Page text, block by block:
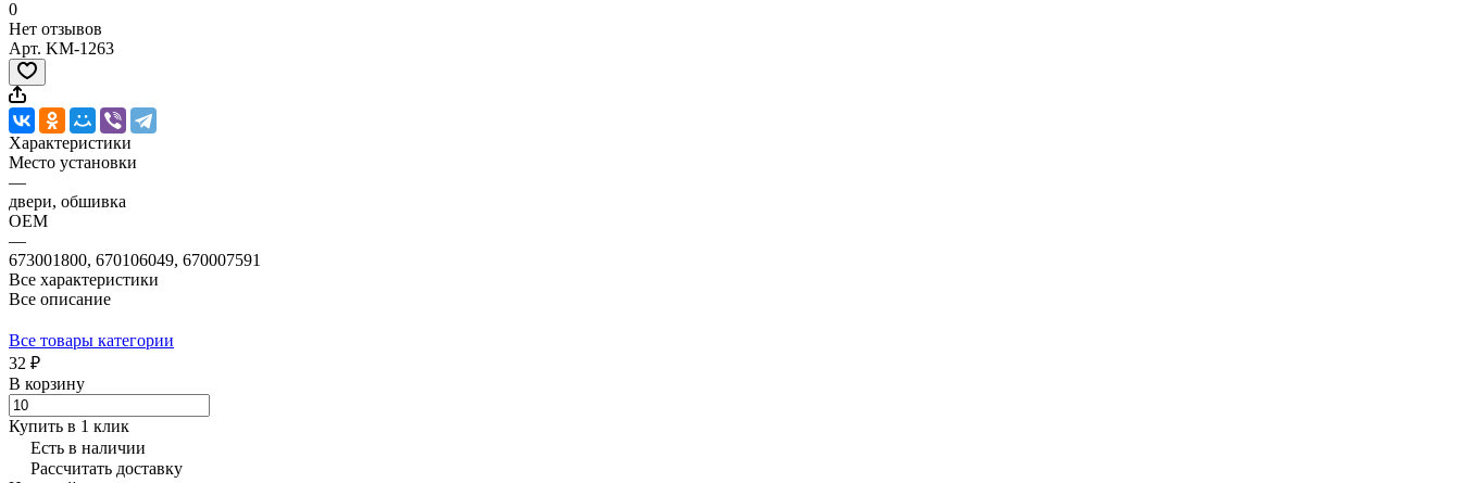
0
Нет отзывов
Арт. KM-1263
Характеристики
Место установки
—
двери, обшивка
OEM
—
673001800, 670106049, 670007591
Все характеристики
Все описание
Все товары категории
32 ₽
В корзину
Купить в 1 клик
Есть в наличии
Рассчитать доставку